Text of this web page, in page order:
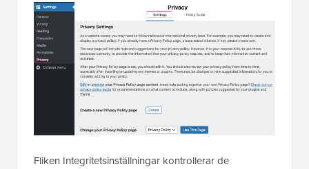
Fliken Integritetsinställningar kontrollerar de